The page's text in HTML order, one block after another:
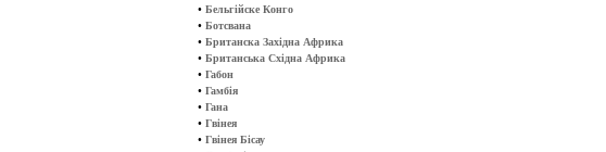
• Бельгійске Конго
• Ботсвана
• Британска Західна Африка
• Британська Східна Африка
• Габон
• Гамбія
• Гана
• Гвінея
• Гвінея Бісау